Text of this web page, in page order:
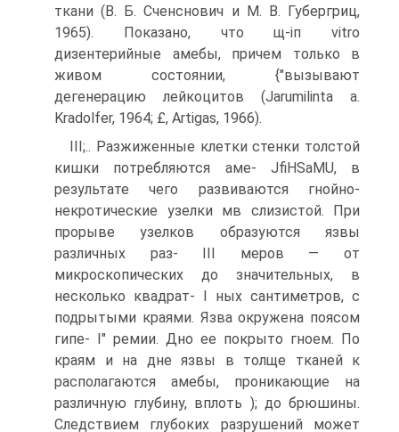
ткани (В. Б. Сченснович и М. В. Губергриц,
1965). Показано, что щ-іп vitro
дизентерийные амебы, причем только в
живом состоянии, {"вызывают
дегенерацию лейкоцитов (Jarumilinta a.
Kradolfer, 1964; £, Artigas, 1966).
III;.. Разжиженные клетки стенки толстой
кишки потребляются аме- JfiHSaMU, в
результате чего развиваются гнойно-
некротические узелки мв слизистой. При
прорыве узелков образуются язвы
различных раз- III меров — от
микроскопических до значительных, в
несколько квадрат- I ных сантиметров, с
подрытыми краями. Язва окружена поясом
гипе- I" ремии. Дно ее покрыто гноем. По
краям и на дне язвы в толще тканей к
располагаются амебы, проникающие на
различную глубину, вплоть ); до брюшины.
Следствием глубоких разрушений может